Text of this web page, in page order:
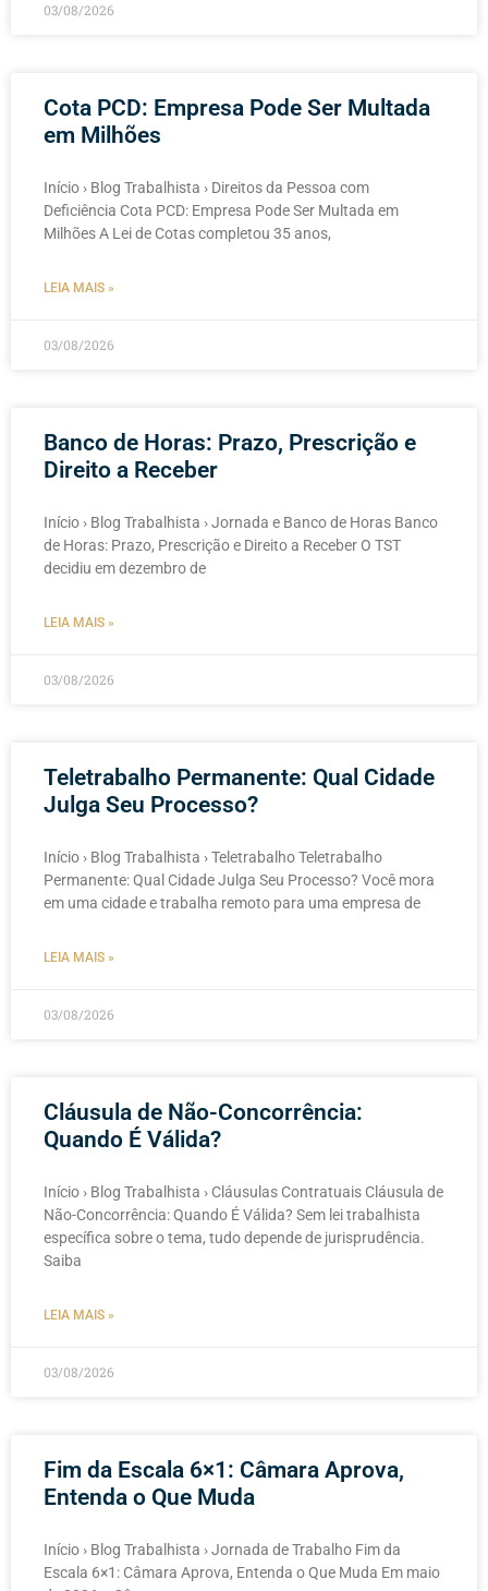
03/08/2026
Cota PCD: Empresa Pode Ser Multada
em Milhões
Início › Blog Trabalhista › Direitos da Pessoa com
Deficiência Cota PCD: Empresa Pode Ser Multada em
Milhões A Lei de Cotas completou 35 anos,
LEIA MAIS »
03/08/2026
Banco de Horas: Prazo, Prescrição e
Direito a Receber
Início › Blog Trabalhista › Jornada e Banco de Horas Banco
de Horas: Prazo, Prescrição e Direito a Receber O TST
decidiu em dezembro de
LEIA MAIS »
03/08/2026
Teletrabalho Permanente: Qual Cidade
Julga Seu Processo?
Início › Blog Trabalhista › Teletrabalho Teletrabalho
Permanente: Qual Cidade Julga Seu Processo? Você mora
em uma cidade e trabalha remoto para uma empresa de
LEIA MAIS »
03/08/2026
Cláusula de Não-Concorrência:
Quando É Válida?
Início › Blog Trabalhista › Cláusulas Contratuais Cláusula de
Não-Concorrência: Quando É Válida? Sem lei trabalhista
específica sobre o tema, tudo depende de jurisprudência.
Saiba
LEIA MAIS »
03/08/2026
Fim da Escala 6×1: Câmara Aprova,
Entenda o Que Muda
Início › Blog Trabalhista › Jornada de Trabalho Fim da
Escala 6×1: Câmara Aprova, Entenda o Que Muda Em maio